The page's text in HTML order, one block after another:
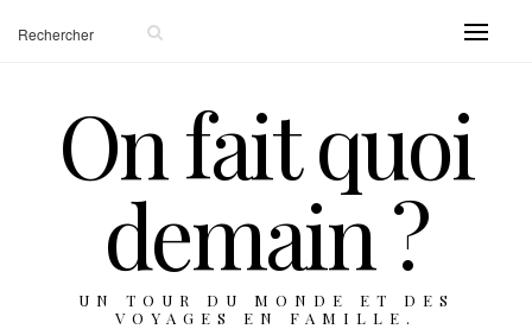
On fait quoi
demain ?
UN TOUR DU MONDE ET DES
VOYAGES EN FAMILLE.